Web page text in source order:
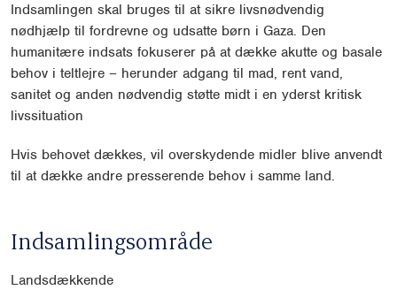
Indsamlingen skal bruges til at sikre livsnødvendig
nødhjælp til fordrevne og udsatte børn i Gaza. Den
humanitære indsats fokuserer på at dække akutte og basale
behov i teltlejre – herunder adgang til mad, rent vand,
sanitet og anden nødvendig støtte midt i en yderst kritisk
livssituation
Hvis behovet dækkes, vil overskydende midler blive anvendt
til at dække andre presserende behov i samme land.
Indsamlingsområde
Landsdækkende